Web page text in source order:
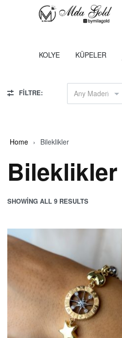
KOLYE KÜPELER
FİLTRE: Any Maden
Home › Bileklikler
Bileklikler
SHOWING ALL 9 RESULTS